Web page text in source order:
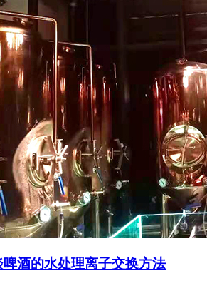
酒的水处理离子交换方法